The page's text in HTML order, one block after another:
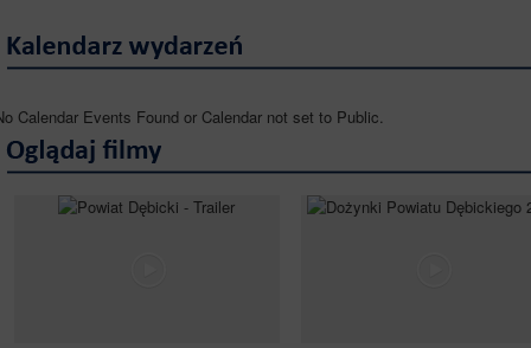
Calendar Events Found or Calendar not set to Public.